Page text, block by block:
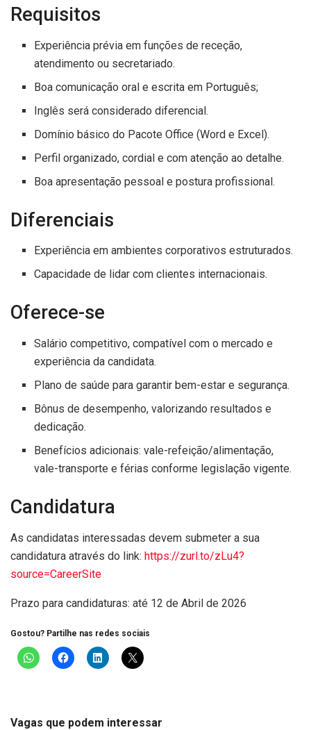
Requisitos
Experiência prévia em funções de receção,
atendimento ou secretariado.
Boa comunicação oral e escrita em Português;
Inglês será considerado diferencial.
Domínio básico do Pacote Office (Word e Excel).
Perfil organizado, cordial e com atenção ao detalhe.
Boa apresentação pessoal e postura profissional.
Diferenciais
Experiência em ambientes corporativos estruturados.
Capacidade de lidar com clientes internacionais.
Oferece-se
Salário competitivo, compatível com o mercado e
experiência da candidata.
Plano de saúde para garantir bem-estar e segurança.
Bônus de desempenho, valorizando resultados e
dedicação.
Benefícios adicionais: vale-refeição/alimentação,
vale-transporte e férias conforme legislação vigente.
Candidatura
As candidatas interessadas devem submeter a sua
candidatura através do link: https://zurl.to/zLu4?
source=CareerSite
Prazo para candidaturas: até 12 de Abril de 2026
Gostou? Partilhe nas redes sociais
Vagas que podem interessar